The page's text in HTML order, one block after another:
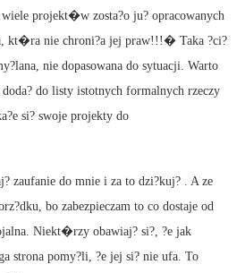
projekt�w zosta?o ju? opracowanych
kt�ra nie chroni?a jej praw!!!� Taka ?ci?
nie dopasowana do sytuacji. Warto
do listy istotnych formalnych rzeczy
si? swoje projekty do
zaufanie do mnie i za to dzi?kuj? . A ze
bo zabezpieczam to co dostaje od
Niekt�rzy obawiaj? si?, ?e jak
strona pomy?li, ?e jej si? nie ufa. To